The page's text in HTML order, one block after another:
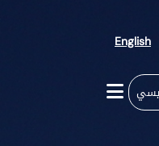
English